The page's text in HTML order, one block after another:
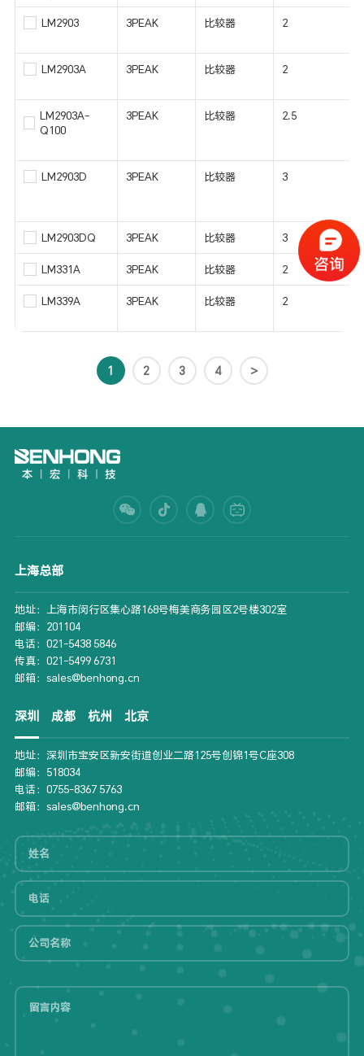
LM2903 3PEAK 比较器 2
LM2903A 3PEAK 比较器 2
LM2903A-
Q100
3PEAK 比较器 2.5
LM2903D 3PEAK 比较器 3
LM2903DQ 3PEAK 比较器 3
LM331A 3PEAK 比较器 2
LM339A 3PEAK 比较器 2
1 2 3 4 >
上海总部
地址：上海市闵行区集心路168号梅美商务园区2号楼302室
邮编：201104
电话：021-5438 5846
传真：021-5499 6731
邮箱：sales@benhong.cn
深圳 成都 杭州 北京
地址：深圳市宝安区新安街道创业二路125号创锦1号C座308
邮编：518034
电话：0755-8367 5763
邮箱：sales@benhong.cn